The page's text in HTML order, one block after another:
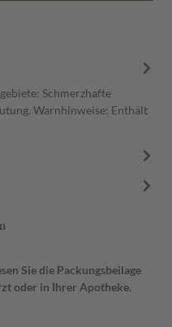
Schmerzhafte
Warnhinweise: Enthält
Sie die Packungsbeilage
oder in Ihrer Apotheke.